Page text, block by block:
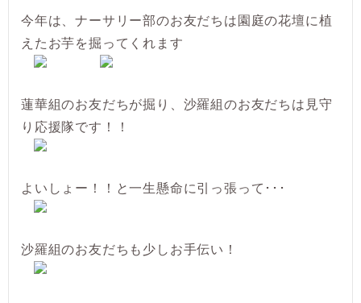
今年は、ナーサリー部のお友だちは園庭の花壇に植
えたお芋を掘ってくれます
蓮華組のお友だちが掘り、沙羅組のお友だちは見守
り応援隊です！！
よいしょー！！と一生懸命に引っ張って･･･
沙羅組のお友だちも少しお手伝い！